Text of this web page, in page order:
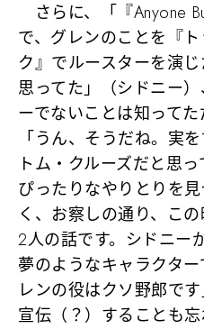
さらに、「『Anyone
で、グレンのことを『
ク』でルースターを演
思ってた」（シドニー
ーでないことは知ってた
「うん、そうだね。実
トム・クルーズだと思
ぴったりなやりとりを
く、お察しの通り、こ
2人の話です。シドニー
夢のようなキャラクタ
レンの役はクソ野郎で
宣伝（？）することも忘